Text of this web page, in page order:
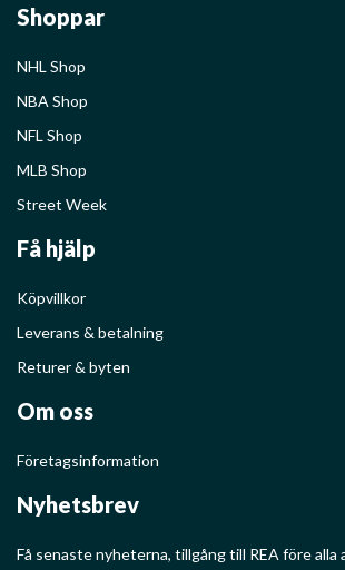
Shoppar
NHL Shop
NBA Shop
NFL Shop
MLB Shop
Street Week
Få hjälp
Köpvillkor
Leverans & betalning
Returer & byten
Om oss
Företagsinformation
Nyhetsbrev
Få senaste nyheterna, tillgång till REA före alla